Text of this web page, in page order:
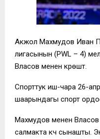
Акжол Махмудов Иван
лигасынын (PWL – 4)
Власов менен күрөштү.
Спорттук иш-чара 26-
шаарындагы спорт
Махмудов менен Власов
салмакта күч сынашты.